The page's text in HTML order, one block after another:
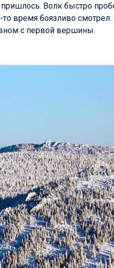
пришлось. Волк быстро
время боязливо
с первой вершины.